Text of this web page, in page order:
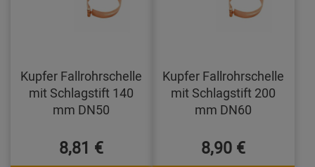
Kupfer Fallrohrschelle
mit Schlagstift 140
mm DN50
8,81 €
Kupfer Fallrohrschelle
mit Schlagstift 200
mm DN60
8,90 €